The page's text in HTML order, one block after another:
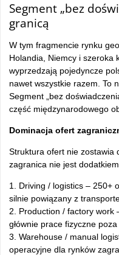
Segment „bez
granicą
W tym fragmencie rynku
Holandia, Niemcy i szeroka
wyprzedzają pojedyncze
nawet wszystkie razem. To
Segment „bez
część międzynarodowego
Dominacja ofert
Struktura ofert nie zostawia
zagranica nie jest
1. Driving / logistics – 250+
silnie powiązany z
2. Production / factory work
głównie prace fizyczne poza
3. Warehouse / manual
operacyjne dla rynków